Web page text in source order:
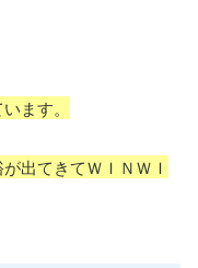
ます。
出てきてＷＩＮＷＩ